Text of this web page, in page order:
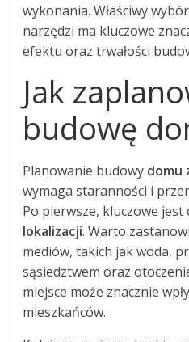
wykonania. Właściwy
narzędzi ma kluczowe
efektu oraz trwałości
Jak
budowę
Planowanie budowy domu
wymaga staranności i
Po pierwsze, kluczowe
lokalizacji. Warto
mediów, takich jak woda,
sąsiedztwem oraz
miejsce może znacznie
mieszkańców.